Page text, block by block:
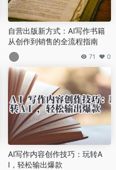
自营出版新方式：AI写作书籍
从创作到销售的全流程指南
71 0
AI写作内容创作技巧：玩转A
I，轻松输出爆款